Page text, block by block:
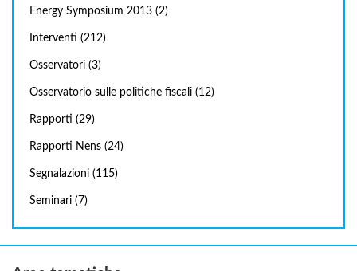
Energy Symposium 2013 (2)
Interventi (212)
Osservatori (3)
Osservatorio sulle politiche fiscali (12)
Rapporti (29)
Rapporti Nens (24)
Segnalazioni (115)
Seminari (7)